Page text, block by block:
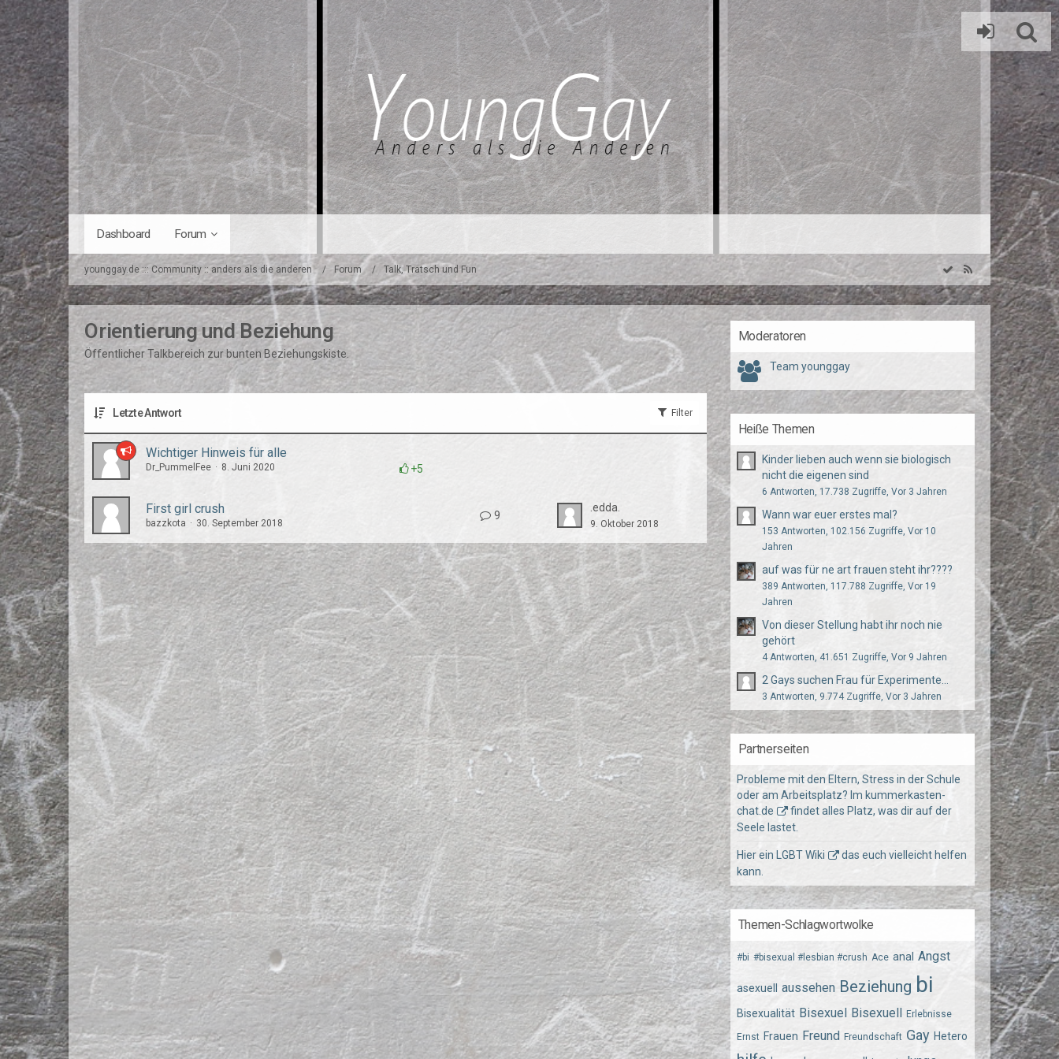
Dashboard Forum
younggay.de ::: Community :: anders als die anderen Forum Talk, Tratsch und Fun
Orientierung und Beziehung
Öffentlicher Talkbereich zur bunten Beziehungskiste.
Letzte Antwort Filter
Wichtiger Hinweis für alle
+5
Dr_PummelFee 8. Juni 2020
First girl crush
bazzkota 30. September 2018
9
.edda.
9. Oktober 2018
Moderatoren
Team younggay
Heiße Themen
Kinder lieben auch wenn sie biologisch
nicht die eigenen sind
6 Antworten, 17.738 Zugriffe, Vor 3 Jahren
Wann war euer erstes mal?
153 Antworten, 102.156 Zugriffe, Vor 10
Jahren
auf was für ne art frauen steht ihr????
389 Antworten, 117.788 Zugriffe, Vor 19
Jahren
Von dieser Stellung habt ihr noch nie
gehört
4 Antworten, 41.651 Zugriffe, Vor 9 Jahren
2 Gays suchen Frau für Experimente...
3 Antworten, 9.774 Zugriffe, Vor 3 Jahren
Partnerseiten
Probleme mit den Eltern, Stress in der Schule
oder am Arbeitsplatz? Im kummerkasten-
chat.de
findet alles Platz, was dir auf der
Seele lastet.
Hier ein LGBT Wiki
das euch vielleicht helfen
kann.
Themen-Schlagwortwolke
#bi #bisexual #lesbian #crush Ace anal Angst
asexuell aussehen Beziehung bi
Bisexualität Bisexuel Bisexuell Erlebnisse
Ernst Frauen Freund Freundschaft Gay Hetero